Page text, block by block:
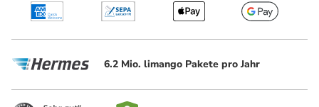
6.2 Mio. limango Pakete pro Jahr